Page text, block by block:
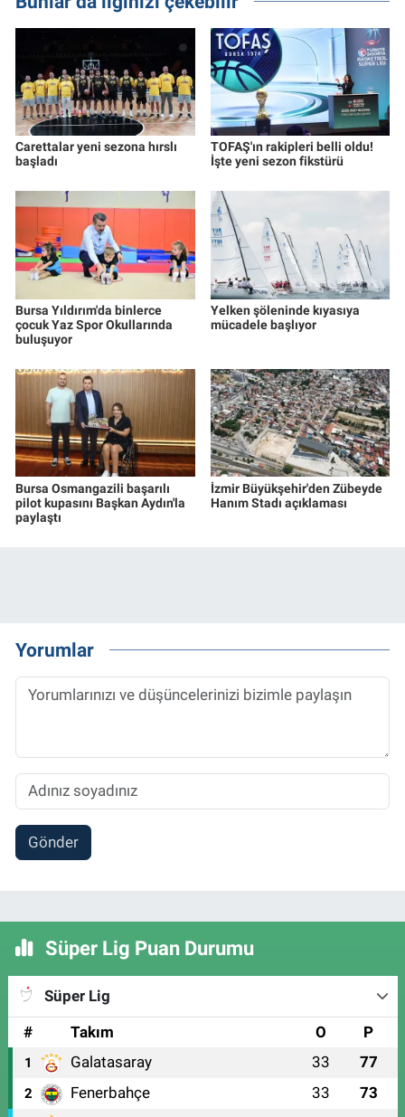
Carettalar yeni sezona hırslı
başladı
TOFAŞ'ın rakipleri belli oldu!
İşte yeni sezon fikstürü
Bursa Yıldırım'da binlerce
çocuk Yaz Spor Okullarında
buluşuyor
Yelken şöleninde kıyasıya
mücadele başlıyor
Bursa Osmangazili başarılı
pilot kupasını Başkan Aydın'la
paylaştı
İzmir Büyükşehir'den Zübeyde
Hanım Stadı açıklaması
Yorumlar
Gönder
Süper Lig Puan Durumu
Süper Lig
#
Takım O P
1 Galatasaray 33 77
2 Fenerbahçe 33 73